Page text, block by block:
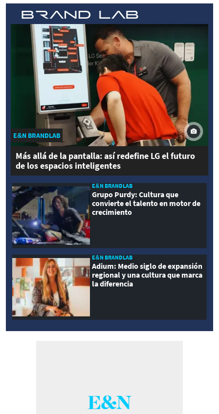
E&N BRANDLAB
Más allá de la pantalla: así redefine LG el futuro
de los espacios inteligentes
E&N BRANDLAB
Grupo Purdy: Cultura que
convierte el talento en motor de
crecimiento
E&N BRANDLAB
Adium: Medio siglo de expansión
regional y una cultura que marca
la diferencia